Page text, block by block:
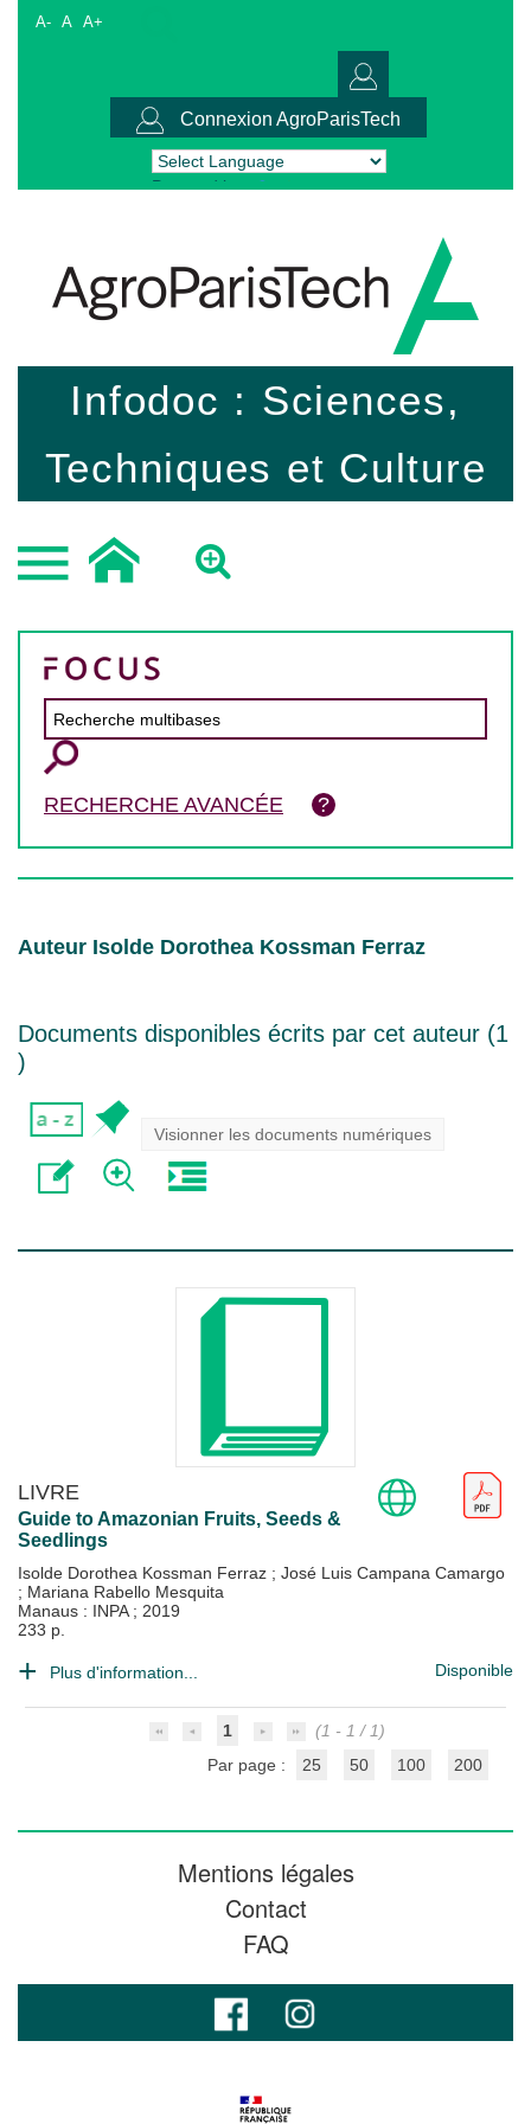
A- A A+
Connexion AgroParisTech
Powered by Translate
Infodoc : Sciences,
Techniques et Culture
RECHERCHE AVANCÉE
Auteur Isolde Dorothea Kossman Ferraz
Documents disponibles écrits par cet auteur (1
)
Visionner les documents numériques
LIVRE
Guide to Amazonian Fruits, Seeds &
Seedlings
Isolde Dorothea Kossman Ferraz ; José Luis Campana Camargo
; Mariana Rabello Mesquita
Manaus : INPA ; 2019
233 p.
Plus d'information... Disponible
1
(1 - 1 / 1)
Par page :
25 50 100 200
Mentions légales
Contact
FAQ